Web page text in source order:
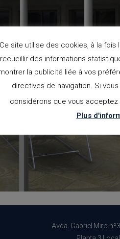
Avda. Gabriel Miro
site utilise des cookies, à la
recueillir des informations
la publicité liée à vos
directives de navigation. Si
considérons que vous acceptez
Plus